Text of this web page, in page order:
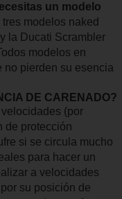
un modelo
modelos naked
la Ducati Scrambler
modelos en
no pierden su esencia
DE CARENADO?
(por
de protección
si se circula mucho
para hacer un
a velocidades
su posición de